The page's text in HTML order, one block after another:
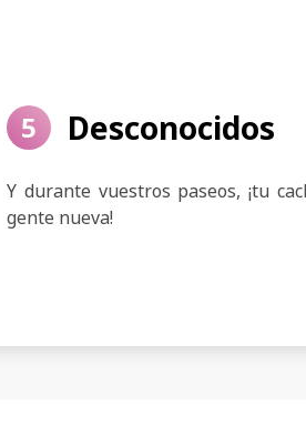
5 Desconocidos
Y durante vuestros paseos, ¡tu
gente nueva!